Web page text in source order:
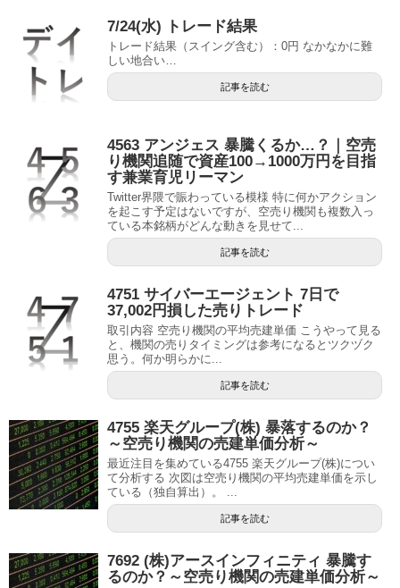
7/24(水) トレード結果
トレード結果（スイング含む）：0円 なかなかに難
しい地合い…
記事を読む
4563 アンジェス 暴騰くるか…？｜空売
り機関追随で資産100→1000万円を目指
す兼業育児リーマン
Twitter界隈で賑わっている模様 特に何かアクション
を起こす予定はないですが、空売り機関も複数入っ
ている本銘柄がどんな動きを見せて...
記事を読む
4751 サイバーエージェント 7日で
37,002円損した売りトレード
取引内容 空売り機関の平均売建単価 こうやって見る
と、機関の売りタイミングは参考になるとツクヅク
思う。何か明らかに...
記事を読む
4755 楽天グループ(株) 暴落するのか？
～空売り機関の売建単価分析～
最近注目を集めている4755 楽天グループ(株)につい
て分析する 次図は空売り機関の平均売建単価を示し
ている（独自算出）。 ...
記事を読む
7692 (株)アースインフィニティ 暴騰す
るのか？～空売り機関の売建単価分析～